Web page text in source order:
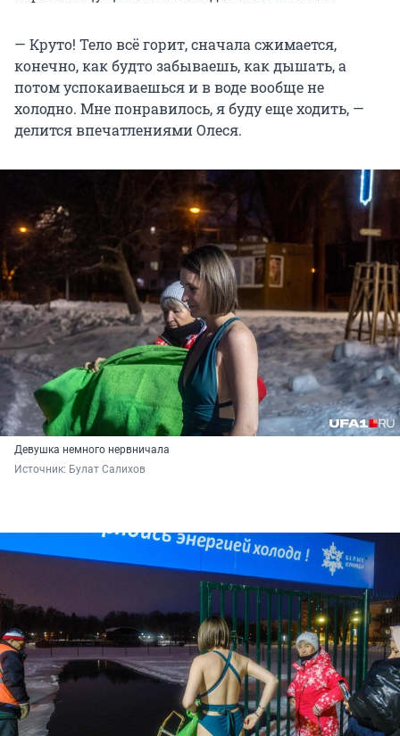
— Круто! Тело всё горит, сначала сжимается,
конечно, как будто забываешь, как дышать, а
потом успокаиваешься и в воде вообще не
холодно. Мне понравилось, я буду еще ходить, —
делится впечатлениями Олеся.
Девушка немного нервничала
Источник: Булат Салихов